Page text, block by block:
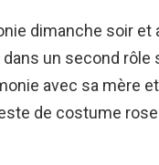
dimanche soir
un second rôle
avec sa mère
de costume